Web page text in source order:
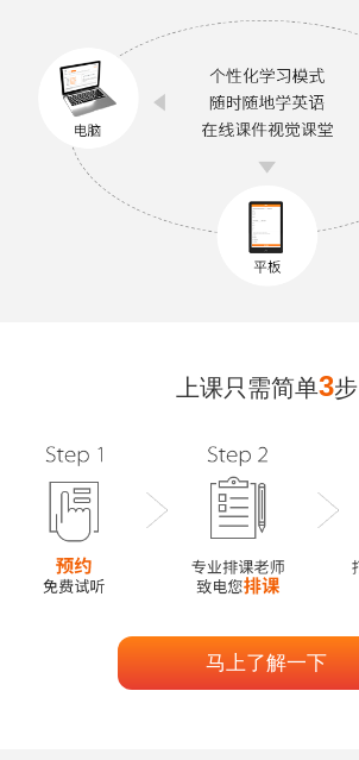
上课只需简单3步
马上了解一下